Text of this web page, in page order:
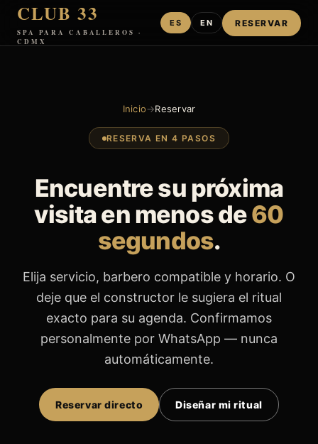
CLUB 33
SPA PARA CABALLEROS ·
CDMX
ES EN RESERVAR
Inicio→Reservar
RESERVA EN 4 PASOS
Encuentre su próxima
visita en menos de60
segundos.
Elija servicio, barbero compatible y horario. O
deje que el constructor le sugiera el ritual
exacto para su agenda. Confirmamos
personalmente por WhatsApp — nunca
automáticamente.
Reservar directo Diseñar mi ritual